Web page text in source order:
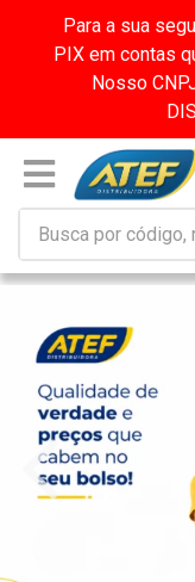
Para a sua
PIX em contas
Nosso